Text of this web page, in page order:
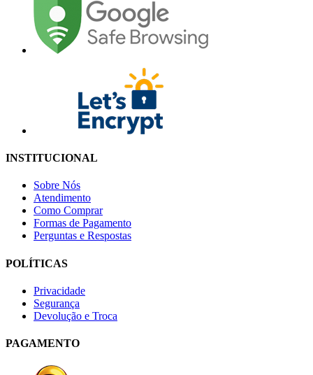
INSTITUCIONAL
Sobre Nós
Atendimento
Como Comprar
Formas de Pagamento
Perguntas e Respostas
POLÍTICAS
Privacidade
Segurança
Devolução e Troca
PAGAMENTO